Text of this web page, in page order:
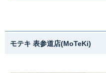
モテキ 表参道店(MoTeKi)